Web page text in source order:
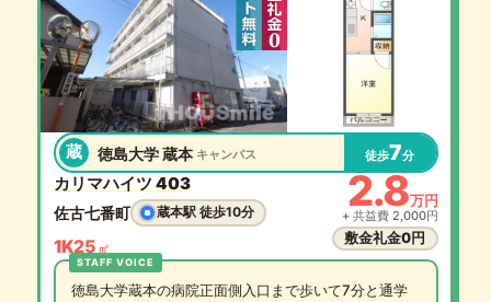
蔵 徳島大学 蔵本 キャンパス 徒歩7分
カリマハイツ 403
佐古七番町 蔵本駅 徒歩10分
1K25 ㎡
2.8万円
+ 共益費 2,000円
敷金礼金0円
徳島大学蔵本の病院正面側入口まで歩いて7分と通学